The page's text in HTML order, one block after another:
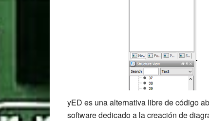
yED es una alternativa libre de código
software dedicado a la creación de